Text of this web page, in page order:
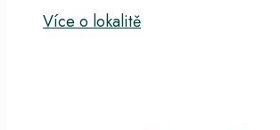
Více o lokalitě